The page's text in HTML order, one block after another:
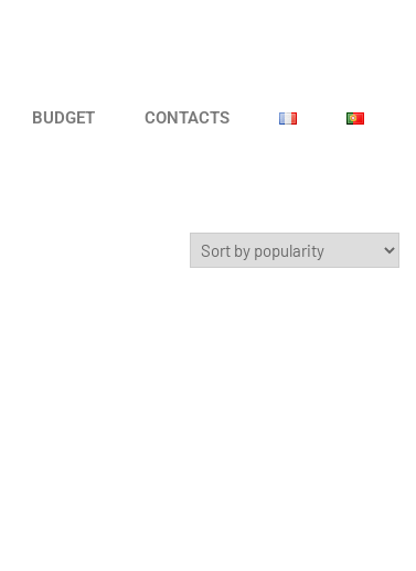
BUDGET CONTACTS